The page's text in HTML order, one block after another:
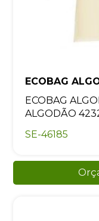
ECOBAG
ECOBAG
ALGODÃO
SE-46185